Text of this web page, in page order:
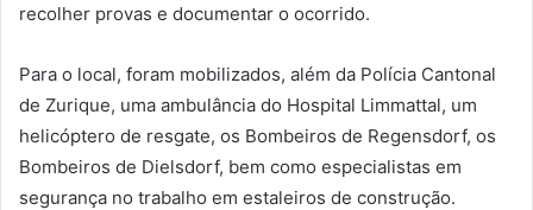
recolher provas e documentar o ocorrido.
Para o local, foram mobilizados, além da Polícia Cantonal
de Zurique, uma ambulância do Hospital Limmattal, um
helicóptero de resgate, os Bombeiros de Regensdorf, os
Bombeiros de Dielsdorf, bem como especialistas em
segurança no trabalho em estaleiros de construção.